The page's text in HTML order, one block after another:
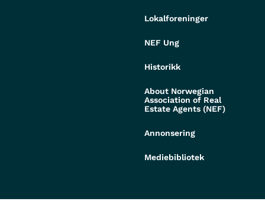
Lokalforeninger
NEF Ung
Historikk
About Norwegian
Association of Real
Estate Agents (NEF)
Annonsering
Mediebibliotek